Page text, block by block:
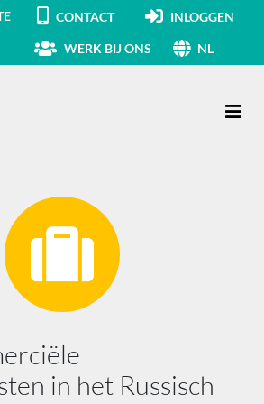
CONTACT INLOGGEN
WERK BIJ ONS NL
in het Russisch